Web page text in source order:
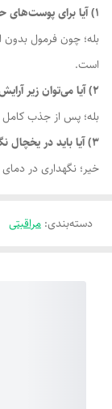
1) آیا برای پوست‌های حساس مناسب است؟
بله؛ چون فرمول
است.
2) آیا می‌توان زیر آرایش استفاده کرد؟
بله؛ پس از جذب کامل
3) آیا باید در یخچال نگهداری شود؟
خیر؛ نگهداری در دمای 15 تا 30 درجه سانتی‌گراد کافی است.
دسته‌بندی: مراقبتی